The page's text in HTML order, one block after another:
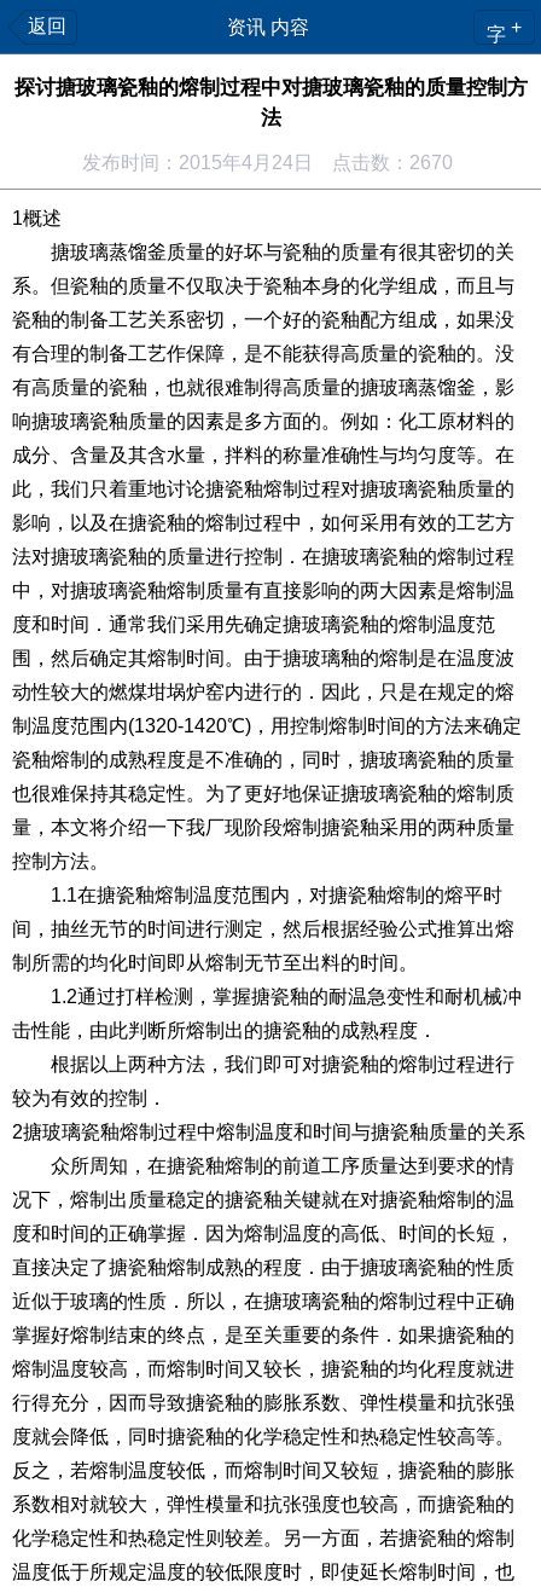
返回 资讯 内容 字 +
探讨搪玻璃瓷釉的熔制过程中对搪玻璃瓷釉的质量控制方
法
发布时间：2015年4月24日 点击数：2670
1概述
搪玻璃蒸馏釜质量的好坏与瓷釉的质量有很其密切的关
系。但瓷釉的质量不仅取决于瓷釉本身的化学组成，而且与
瓷釉的制备工艺关系密切，一个好的瓷釉配方组成，如果没
有合理的制备工艺作保障，是不能获得高质量的瓷釉的。没
有高质量的瓷釉，也就很难制得高质量的搪玻璃蒸馏釜，影
响搪玻璃瓷釉质量的因素是多方面的。例如：化工原材料的
成分、含量及其含水量，拌料的称量准确性与均匀度等。在
此，我们只着重地讨论搪瓷釉熔制过程对搪玻璃瓷釉质量的
影响，以及在搪瓷釉的熔制过程中，如何采用有效的工艺方
法对搪玻璃瓷釉的质量进行控制．在搪玻璃瓷釉的熔制过程
中，对搪玻璃瓷釉熔制质量有直接影响的两大因素是熔制温
度和时间．通常我们采用先确定搪玻璃瓷釉的熔制温度范
围，然后确定其熔制时间。由于搪玻璃釉的熔制是在温度波
动性较大的燃煤坩埚炉窑内进行的．因此，只是在规定的熔
制温度范围内(1320-1420℃)，用控制熔制时间的方法来确定
瓷釉熔制的成熟程度是不准确的，同时，搪玻璃瓷釉的质量
也很难保持其稳定性。为了更好地保证搪玻璃瓷釉的熔制质
量，本文将介绍一下我厂现阶段熔制搪瓷釉采用的两种质量
控制方法。
1.1在搪瓷釉熔制温度范围内，对搪瓷釉熔制的熔平时
间，抽丝无节的时间进行测定，然后根据经验公式推算出熔
制所需的均化时间即从熔制无节至出料的时间。
1.2通过打样检测，掌握搪瓷釉的耐温急变性和耐机械冲
击性能，由此判断所熔制出的搪瓷釉的成熟程度．
根据以上两种方法，我们即可对搪瓷釉的熔制过程进行
较为有效的控制．
2搪玻璃瓷釉熔制过程中熔制温度和时间与搪瓷釉质量的关系
众所周知，在搪瓷釉熔制的前道工序质量达到要求的情
况下，熔制出质量稳定的搪瓷釉关键就在对搪瓷釉熔制的温
度和时间的正确掌握．因为熔制温度的高低、时间的长短，
直接决定了搪瓷釉熔制成熟的程度．由于搪玻璃瓷釉的性质
近似于玻璃的性质．所以，在搪玻璃瓷釉的熔制过程中正确
掌握好熔制结束的终点，是至关重要的条件．如果搪瓷釉的
熔制温度较高，而熔制时间又较长，搪瓷釉的均化程度就进
行得充分，因而导致搪瓷釉的膨胀系数、弹性模量和抗张强
度就会降低，同时搪瓷釉的化学稳定性和热稳定性较高等。
反之，若熔制温度较低，而熔制时间又较短，搪瓷釉的膨胀
系数相对就较大，弹性模量和抗张强度也较高，而搪瓷釉的
化学稳定性和热稳定性则较差。另一方面，若搪瓷釉的熔制
温度低于所规定温度的较低限度时，即使延长熔制时间，也